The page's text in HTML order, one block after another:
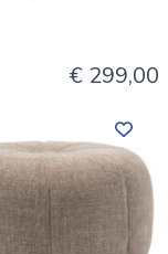
€ 299,00